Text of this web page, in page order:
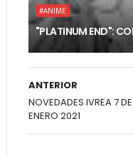
#ANIME
"PLATINUM END":
ANTERIOR
NOVEDADES IVREA 7 DE
ENERO 2021